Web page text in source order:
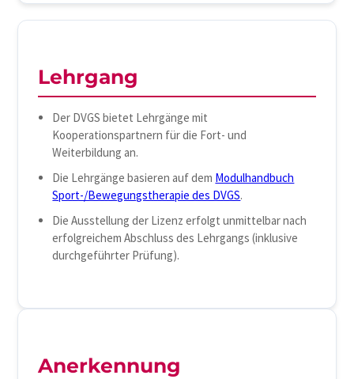
Lehrgang
Der DVGS bietet Lehrgänge mit
Kooperationspartnern für die Fort- und
Weiterbildung an.
Die Lehrgänge basieren auf dem Modulhandbuch
Sport-/Bewegungstherapie des DVGS.
Die Ausstellung der Lizenz erfolgt unmittelbar nach
erfolgreichem Abschluss des Lehrgangs (inklusive
durchgeführter Prüfung).
Anerkennung